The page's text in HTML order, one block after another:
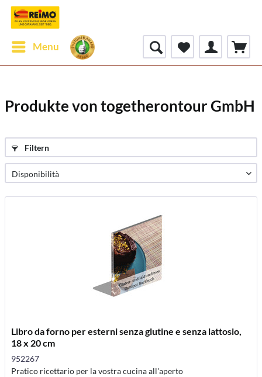
Menu
Produkte von togetherontour GmbH
Filtern
Libro da forno per esterni senza glutine e senza lattosio,
18 x 20 cm
952267
Pratico ricettario per la vostra cucina all'aperto